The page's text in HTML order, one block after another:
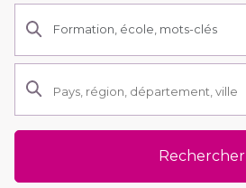
Rechercher